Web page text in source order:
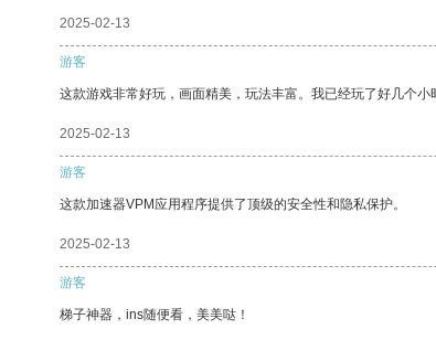
2025-02-13
游客
这款游戏非常好玩，画面精美，玩法丰富。我已经玩了好几个小
2025-02-13
游客
这款加速器VPM应用程序提供了顶级的安全性和隐私保护。
2025-02-13
游客
梯子神器，ins随便看，美美哒！